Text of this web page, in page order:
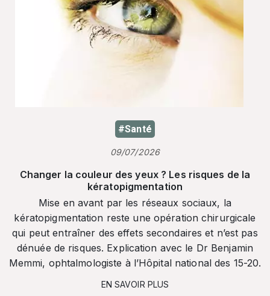
#Santé
09/07/2026
Changer la couleur des yeux ? Les risques de la
kératopigmentation
Mise en avant par les réseaux sociaux, la
kératopigmentation reste une opération chirurgicale
qui peut entraîner des effets secondaires et n’est pas
dénuée de risques. Explication avec le Dr Benjamin
Memmi, ophtalmologiste à l’Hôpital national des 15-20.
EN SAVOIR PLUS